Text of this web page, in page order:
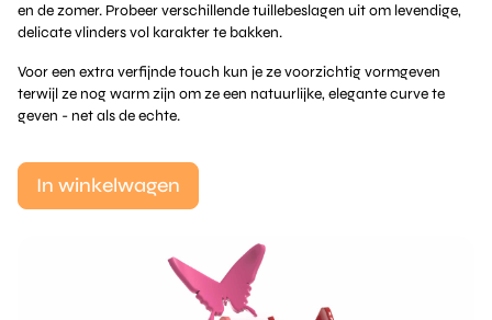
en de zomer. Probeer verschillende tuillebeslagen uit om levendige,
delicate vlinders vol karakter te bakken.
Voor een extra verfijnde touch kun je ze voorzichtig vormgeven
terwijl ze nog warm zijn om ze een natuurlijke, elegante curve te
geven - net als de echte.
In winkelwagen